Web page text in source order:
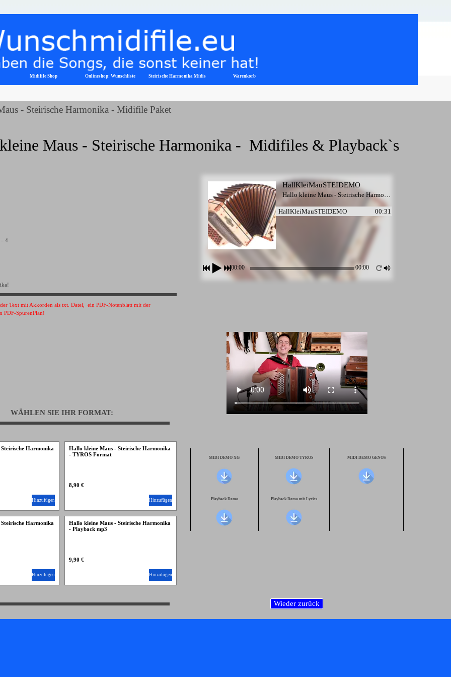
Menü überspringen
Midifile Shop ▼
Onlineshop: Wunschliste Steirische Harmonika Midis ▼
Warenkorb
- Steirische Harmonika - Midifile Paket
Maus - Steirische Harmonika -  Midifiles & Playback`s
HallKleiMauSTEIDEMO
Hallo kleine Maus - Steirische Harmonika
HallKleiMauSTEIDEMO 00:31
00:00 00:00
4
Text mit Akkorden als txt. Datei, ein PDF-Notenblatt mit der
PDF-SpurenPlan!
WÄHLEN SIE IHR FORMAT:
Harmonika
Hinzufügen
Hallo kleine Maus - Steirische Harmonika
- TYROS Format
8,90 €
Hinzufügen
Harmonika
Hinzufügen
Hallo kleine Maus - Steirische Harmonika
- Playback mp3
9,90 €
Hinzufügen
MIDI DEMO XG MIDI DEMO TYROS MIDI DEMO GENOS
Playback Demo Playback Demo mit Lyrics